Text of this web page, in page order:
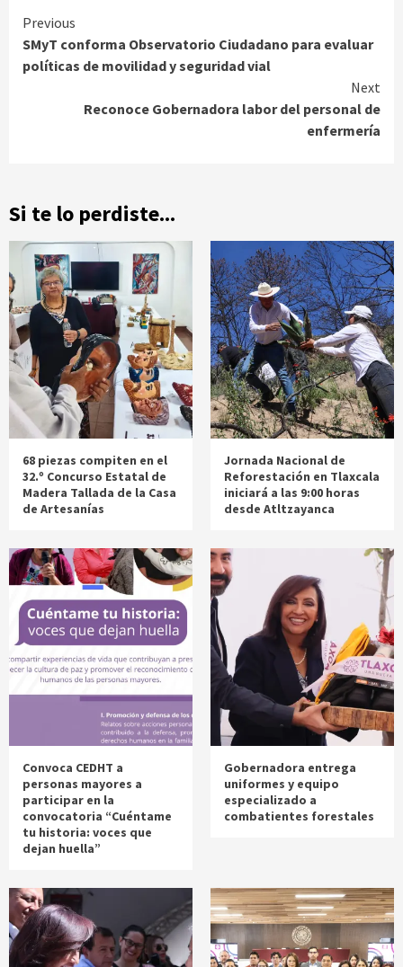
Continue
Reading
Previous
SMyT conforma Observatorio Ciudadano para evaluar
políticas de movilidad y seguridad vial
Next
Reconoce Gobernadora labor del personal de
enfermería
Si te lo perdiste...
68 piezas compiten en el
32.º Concurso Estatal de
Madera Tallada de la Casa
de Artesanías
Jornada Nacional de
Reforestación en Tlaxcala
iniciará a las 9:00 horas
desde Atltzayanca
Convoca CEDHT a
personas mayores a
participar en la
convocatoria “Cuéntame
tu historia: voces que
dejan huella”
Gobernadora entrega
uniformes y equipo
especializado a
combatientes forestales